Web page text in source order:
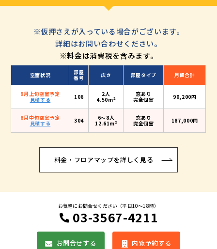
※仮押さえが入っている場合がございます。
詳細はお問い合わせください。
※料金は消費税を含みます。
空室状況
部屋
番号
広さ 部屋タイプ 月額合計
9月上旬空室予定
見積する
106
2人
4.50m2
窓あり
完全個室
90,200円
8月中旬空室予定
見積する
304
6〜8人
12.61m2
窓あり
完全個室
187,000円
料金・フロアマップを詳しく見る
お気軽にお問合せください（平日10〜18時）
03-3567-4211
お問合せする 内覧予約する